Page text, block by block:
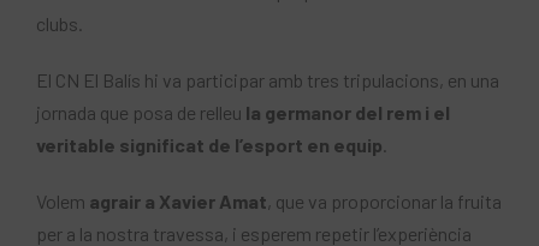
clubs.
El CN El Balís hi va participar amb tres tripulacions, en una
jornada que posa de relleu la germanor del rem i el
veritable significat de l’esport en equip
Volem agrair a Xavier Amat, que va proporcionar la fruita
per a la nostra travessa, i esperem repetir l’experiència